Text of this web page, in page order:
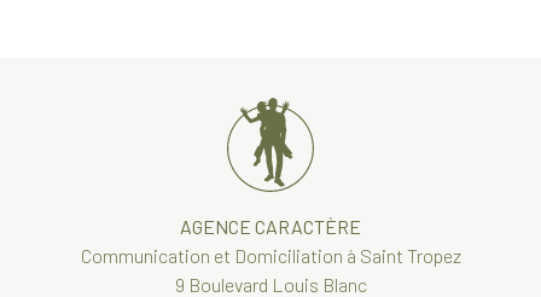
AGENCE CARACTÈRE
Communication et Domiciliation à Saint Tropez
9 Boulevard Louis Blanc